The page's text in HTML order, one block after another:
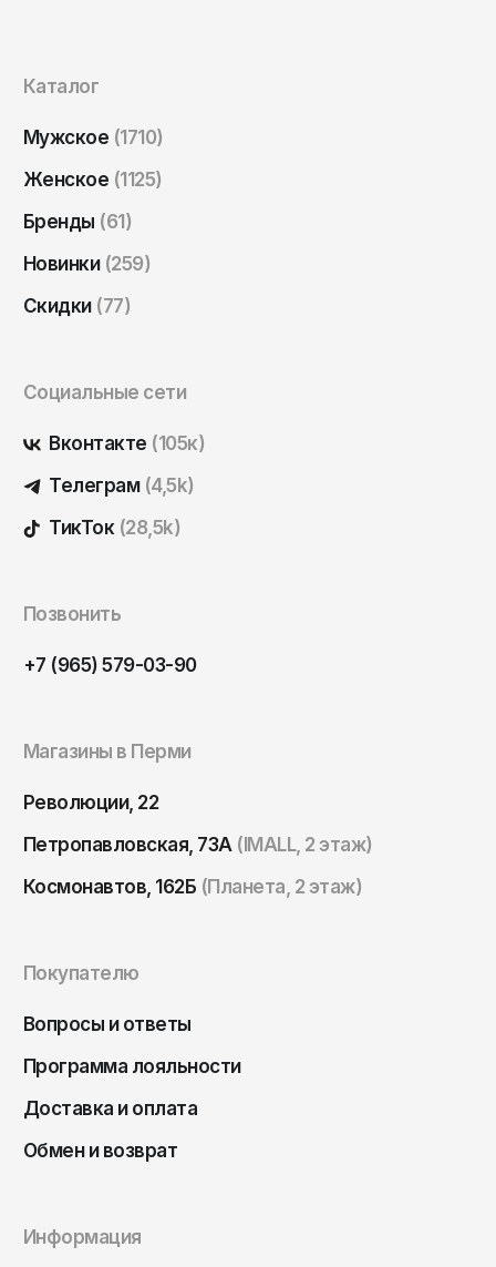
Каталог
Мужское (1710)
Женское (1125)
Бренды (61)
Новинки (259)
Скидки (77)
Социальные сети
Вконтакте (105к)
Телеграм (4,5k)
ТикТок (28,5k)
Позвонить
+7 (965) 579-03-90
Магазины в Перми
Революции, 22
Петропавловская, 73А (IMALL, 2 этаж)
Космонавтов, 162Б (Планета, 2 этаж)
Покупателю
Вопросы и ответы
Программа лояльности
Доставка и оплата
Обмен и возврат
Информация